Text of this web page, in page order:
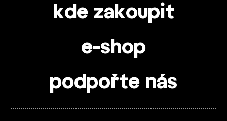
kde zakoupit
e-shop
podpořte nás